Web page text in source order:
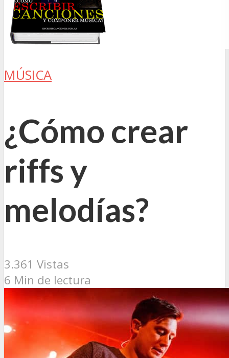
MÚSICA
¿Cómo crear
riffs y
melodías?
3.361 Vistas
6 Min de lectura